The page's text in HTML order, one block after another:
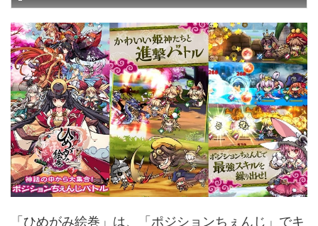
「ひめがみ絵巻」は、「ポジションちぇんじ」でキ